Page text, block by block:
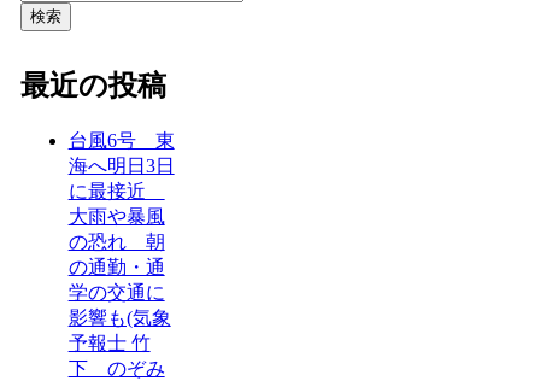
検索
最近の投稿
台風6号 東
海へ明日3日
に最接近
大雨や暴風
の恐れ 朝
の通勤・通
学の交通に
影響も(気象
予報士 竹
下 のぞみ